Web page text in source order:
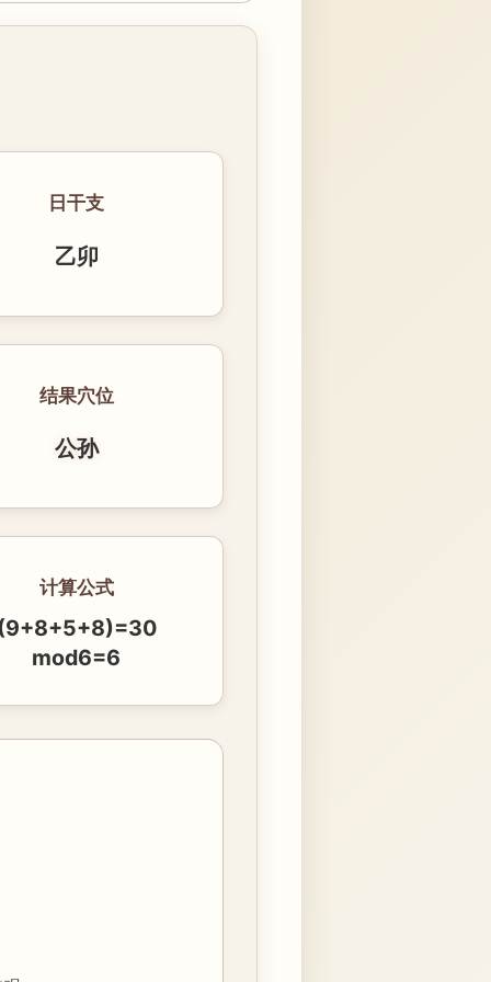
日干支
乙卯
结果穴位
公孙
计算公式
mod6=6